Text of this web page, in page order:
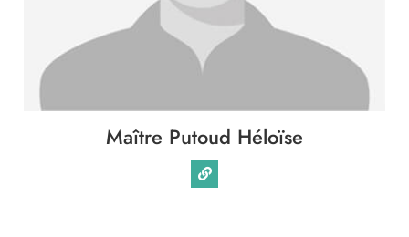
Immobilier
Famille
Patrimoine
Entreprise
Maître Putoud Héloïse